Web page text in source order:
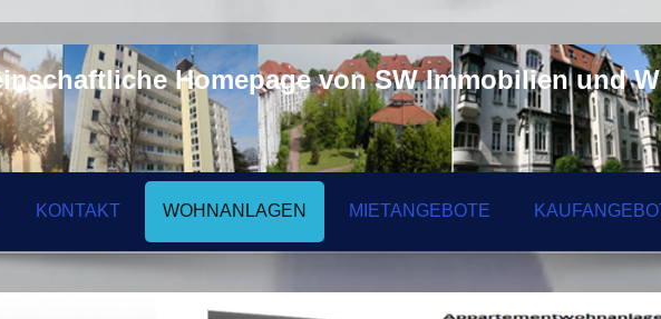
Homepage von SW Immobilien und
KONTAKT WOHNANLAGEN MIETANGEBOTE